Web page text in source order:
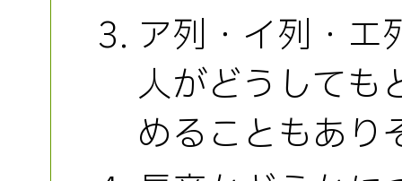
ア列・イ列・エ
人がどうしても
めることもあり